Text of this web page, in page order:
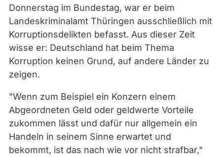
Donnerstag im Bundestag, war er beim
Landeskriminalamt Thüringen ausschließlich mit
Korruptionsdelikten befasst. Aus dieser Zeit
wisse er: Deutschland hat beim Thema
Korruption keinen Grund, auf andere Länder zu
zeigen.
"Wenn zum Beispiel ein Konzern einem
Abgeordneten Geld oder geldwerte Vorteile
zukommen lässt und dafür nur allgemein ein
Handeln in seinem Sinne erwartet und
bekommt, ist das nach wie vor nicht strafbar,"